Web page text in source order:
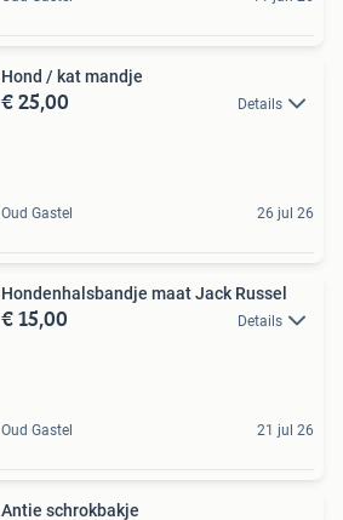
Hond / kat mandje
€ 25,00 Details
Oud Gastel 26 jul 26
Hondenhalsbandje maat Jack Russel
€ 15,00 Details
Oud Gastel 21 jul 26
Antie schrokbakje